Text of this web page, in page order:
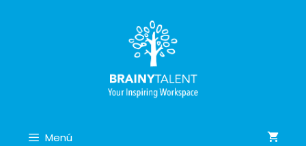
Menú